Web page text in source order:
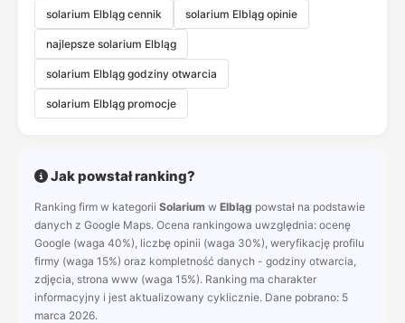
solarium Elbląg cennik solarium Elbląg opinie
najlepsze solarium Elbląg
solarium Elbląg godziny otwarcia
solarium Elbląg promocje
Jak powstał ranking?
Ranking firm w kategorii Solarium w Elbląg powstał na podstawie
danych z Google Maps. Ocena rankingowa uwzględnia: ocenę
Google (waga 40%), liczbę opinii (waga 30%), weryfikację profilu
firmy (waga 15%) oraz kompletność danych - godziny otwarcia,
zdjęcia, strona www (waga 15%). Ranking ma charakter
informacyjny i jest aktualizowany cyklicznie. Dane pobrano: 5
marca 2026.